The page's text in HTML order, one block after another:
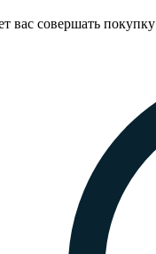
вас совершать покупку